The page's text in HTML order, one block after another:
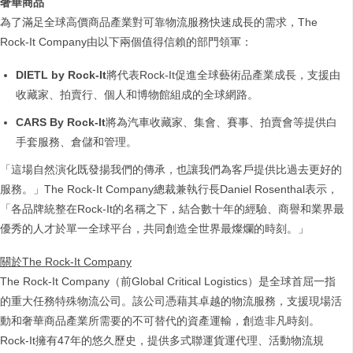
奢華商品
為了滿足全球高價商品產業對可靠物流服務快速成長的需求，The
Rock-It Company由以下兩個值得信賴的部門領軍：
DIETL by Rock-It將代表Rock-It促進全球藝術品產業成長，支援由
收藏家、拍賣行、個人和博物館組成的全球網路。
CARS By Rock-It將為汽車收藏家、集會、賽事、拍賣會等提供白
手套服務、倉儲和管理。
「這場自然演化既發揚我們的傳承，也讓我們為客戶提供比過去更好的
服務。」The Rock-It Company總裁兼執行長Daniel Rosenthal表示，
「各品牌統整在Rock-It的名稱之下，結合數十年的經驗、商譽和業界最
優秀的人才於單一全球平台，共同創造全世界最燦爛的時刻。」
關於The Rock-It Company
The Rock-It Company（前Global Critical Logistics）是全球首屈一指
的重大任務特殊物流公司。該公司憑藉其卓越的物流服務，支援現場活
動和奢華商品產業所需要的不可替代的資產運輸，創造非凡時刻。
Rock-It擁有47年的悠久歷史，提供多式聯運貨運代理、活動物流規